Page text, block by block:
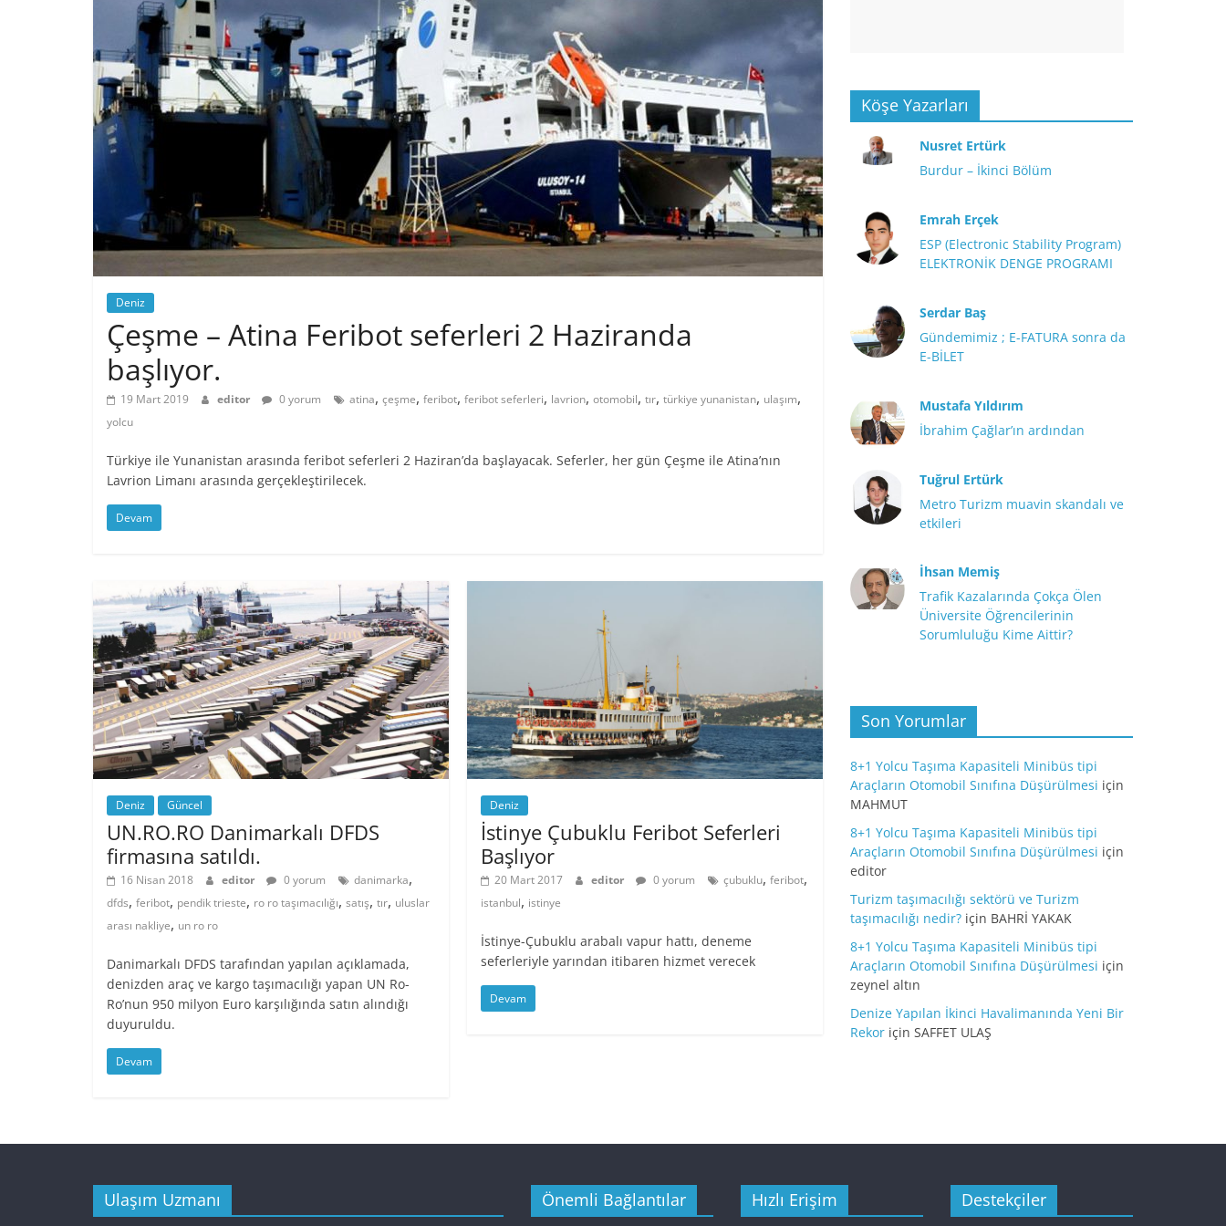
Deniz
Çeşme – Atina Feribot seferleri 2 Haziranda
başlıyor.
19 Mart 2019 editor 0 yorum atina, çeşme, feribot, feribot seferleri, lavrion, otomobil, tır, türkiye yunanistan, ulaşım,
yolcu
Türkiye ile Yunanistan arasında feribot seferleri 2 Haziran’da başlayacak. Seferler, her gün Çeşme ile Atina’nın
Lavrion Limanı arasında gerçekleştirilecek.
Devam
Deniz Güncel
UN.RO.RO Danimarkalı DFDS
firmasına satıldı.
16 Nisan 2018 editor 0 yorum danimarka,
dfds, feribot, pendik trieste, ro ro taşımacılığı, satış, tır, uluslar
arası nakliye, un ro ro
Danimarkalı DFDS tarafından yapılan açıklamada,
denizden araç ve kargo taşımacılığı yapan UN Ro-
Ro’nun 950 milyon Euro karşılığında satın alındığı
duyuruldu.
Devam
Deniz
İstinye Çubuklu Feribot Seferleri
Başlıyor
20 Mart 2017 editor 0 yorum çubuklu,feribot,
istanbul, istinye
İstinye-Çubuklu arabalı vapur hattı, deneme
seferleriyle yarından itibaren hizmet verecek
Devam
Köşe Yazarları
Nusret Ertürk
Burdur – İkinci Bölüm
Emrah Erçek
ESP (Electronic Stability Program)
ELEKTRONİK DENGE PROGRAMI
Serdar Baş
Gündemimiz ; E-FATURA sonra da
E-BİLET
Mustafa Yıldırım
İbrahim Çağlar’ın ardından
Tuğrul Ertürk
Metro Turizm muavin skandalı ve
etkileri
İhsan Memiş
Trafik Kazalarında Çokça Ölen
Üniversite Öğrencilerinin
Sorumluluğu Kime Aittir?
Son Yorumlar
8+1 Yolcu Taşıma Kapasiteli Minibüs tipi
Araçların Otomobil Sınıfına Düşürülmesi için
MAHMUT
8+1 Yolcu Taşıma Kapasiteli Minibüs tipi
Araçların Otomobil Sınıfına Düşürülmesi için
editor
Turizm taşımacılığı sektörü ve Turizm
taşımacılığı nedir? için BAHRİ YAKAK
8+1 Yolcu Taşıma Kapasiteli Minibüs tipi
Araçların Otomobil Sınıfına Düşürülmesi için
zeynel altın
Denize Yapılan İkinci Havalimanında Yeni Bir
Rekor için SAFFET ULAŞ
Ulaşım Uzmanı Önemli Bağlantılar Hızlı Erişim Destekçiler